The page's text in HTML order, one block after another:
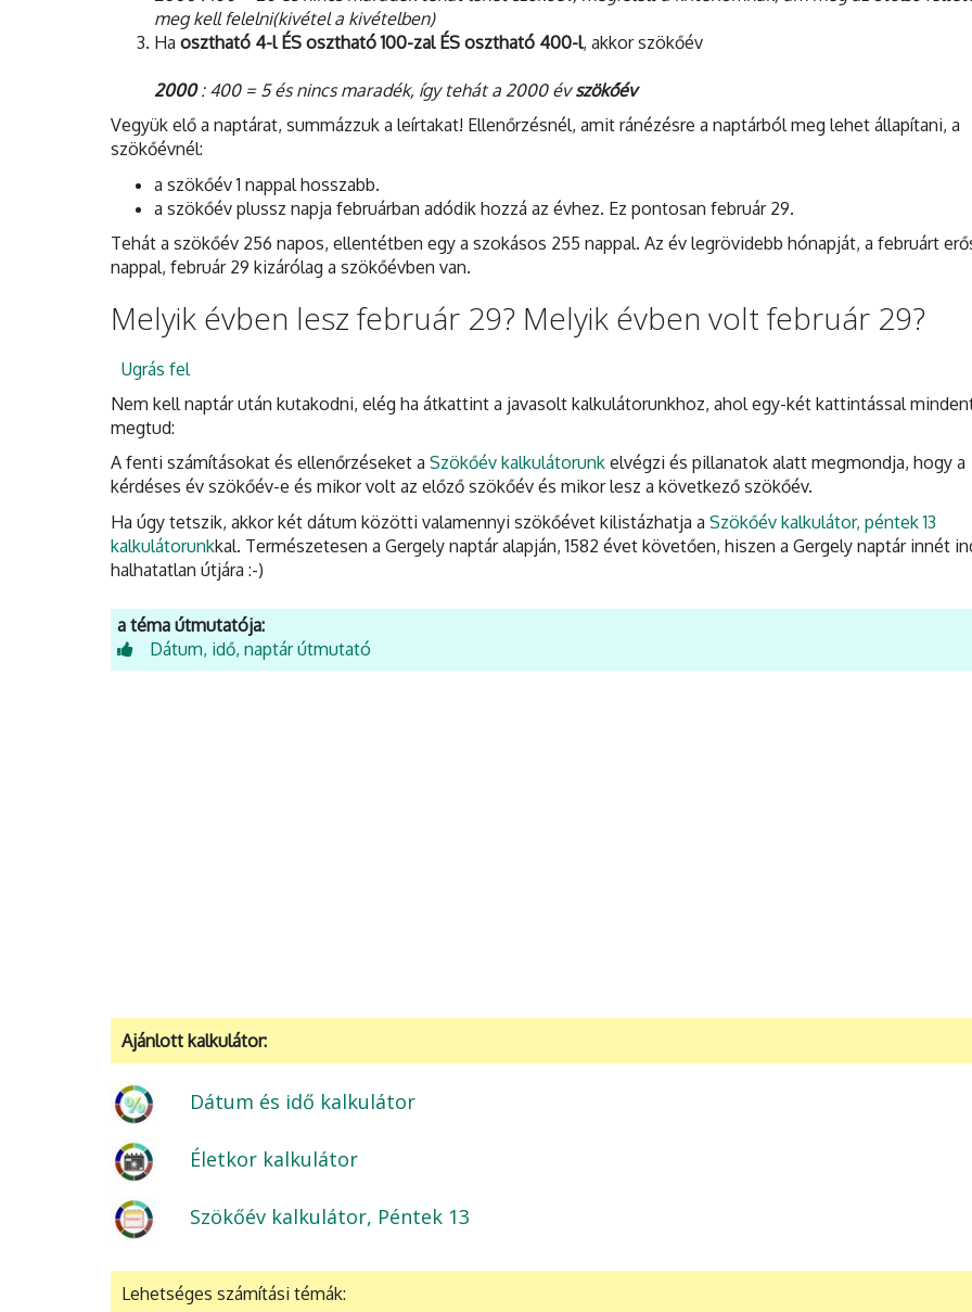
meg kell felelni(kivétel a kivételben)
Ha osztható 4-l ÉS osztható 100-zal ÉS osztható 400-l, akkor szökőév
2000: 400 = 5 és nincs maradék, így tehát a 2000 évszökőév
Vegyük elő a naptárat, summázzuk a leírtakat! Ellenőrzésnél, amit ránézésre a naptárból meg lehet állapítani, a
szökőévnél:
a szökőév 1 nappal hosszabb.
a szökőév plussz napja februárban adódik hozzá az évhez. Ez pontosan február 29.
Tehát a szökőév 256 napos, ellentétben egy a szokásos 255 nappal. Az év legrövidebb hónapját, a februárt
nappal, február 29 kizárólag a szökőévben van.
Melyik évben lesz február 29? Melyik évben volt február 29?
Ugrás fel
Nem kell naptár után kutakodni, elég ha átkattint a javasolt kalkulátorunkhoz, ahol egy-két kattintással
megtud:
A fenti számításokat és ellenőrzéseket a Szökőév kalkulátorunk elvégzi és pillanatok alatt megmondja, hogy a
kérdéses év szökőév-e és mikor volt az előző szökőév és mikor lesz a következő szökőév.
Ha úgy tetszik, akkor két dátum közötti valamennyi szökőévet kilistázhatja a Szökőév kalkulátor, péntek 13
kalkulátorunkkal. Természetesen a Gergely naptár alapján, 1582 évet követően, hiszen a Gergely naptár innét
halhatatlan útjára :-)
a téma útmutatója:
Dátum, idő, naptár útmutató
Ajánlott kalkulátor:
Dátum és idő kalkulátor
Életkor kalkulátor
Szökőév kalkulátor, Péntek 13
Lehetséges számítási témák: